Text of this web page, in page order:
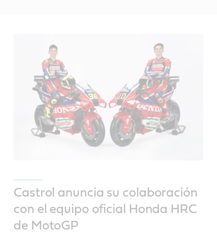
Castrol anuncia su colaboración
con el equipo oficial Honda HRC
de MotoGP